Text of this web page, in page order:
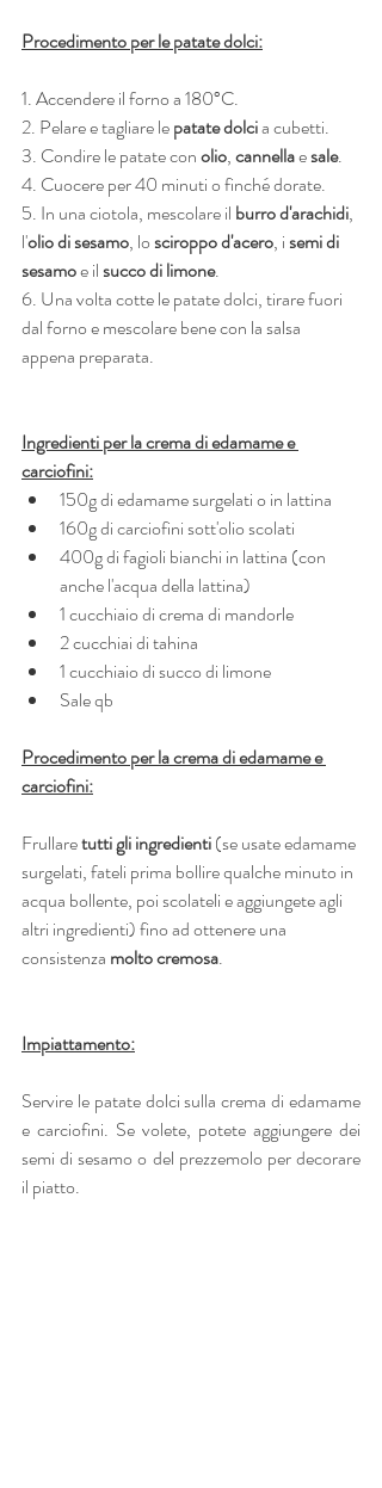
Procedimento per le patate dolci:
1. Accendere il forno a 180°C.
2. Pelare e tagliare le patate dolci a cubetti.
3. Condire le patate con olio, cannella e sale.
4. Cuocere per 40 minuti o finché dorate.
5. In una ciotola, mescolare il burro d'arachidi,
l'olio di sesamo, lo sciroppo d'acero, i semi di
sesamo e il succo di limone.
6. Una volta cotte le patate dolci, tirare fuori
dal forno e mescolare bene con la salsa
appena preparata.
Ingredienti per la crema di edamame e
carciofini:
150g di edamame surgelati o in lattina
160g di carciofini sott'olio scolati
400g di fagioli bianchi in lattina (con
anche l'acqua della lattina)
1 cucchiaio di crema di mandorle
2 cucchiai di tahina
1 cucchiaio di succo di limone
Sale qb
Procedimento per la crema di edamame e
carciofini:
Frullare tutti gli ingredienti (se usate edamame
surgelati, fateli prima bollire qualche minuto in
acqua bollente, poi scolateli e aggiungete agli
altri ingredienti) fino ad ottenere una
consistenza molto cremosa.
Impiattamento:
Servire le patate dolci sulla crema di edamame
e carciofini. Se volete, potete aggiungere dei
semi di sesamo o del prezzemolo per decorare
il piatto.